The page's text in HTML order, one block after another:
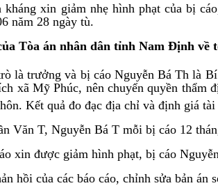
kháng xin giảm nhẹ hình phạt của bị
năm 28 ngày tù.
Tòa án nhân dân tỉnh Nam Định về
là trưởng và bị cáo Nguyễn Bá Th là
xã Mỹ Phúc, nên chuyển quyền
Kết quả đo đạc địa chỉ và định giá
Văn T, Nguyễn Bá T mỗi bị cáo 12
xin được giảm hình phạt, bị cáo
hồi của các báo cáo, chỉnh sửa bản